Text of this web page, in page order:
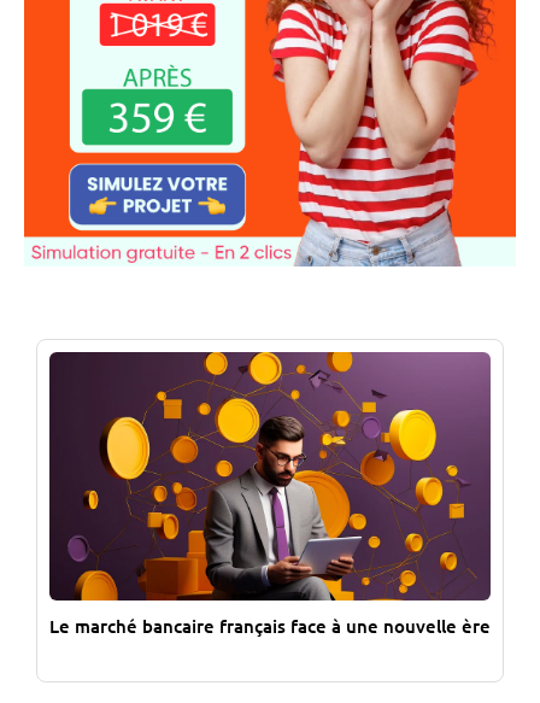
Le marché bancaire français face à une nouvelle ère